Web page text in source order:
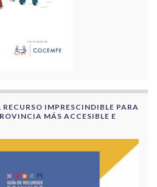
IMPRESCINDIBLE PARA
MÁS ACCESIBLE E